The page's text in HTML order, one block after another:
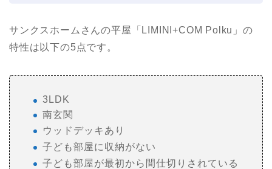
サンクスホームさんの平屋「LIMINI+COM Polku」の
特性は以下の5点です。
3LDK
南玄関
ウッドデッキあり
子ども部屋に収納がない
子ども部屋が最初から間仕切りされている